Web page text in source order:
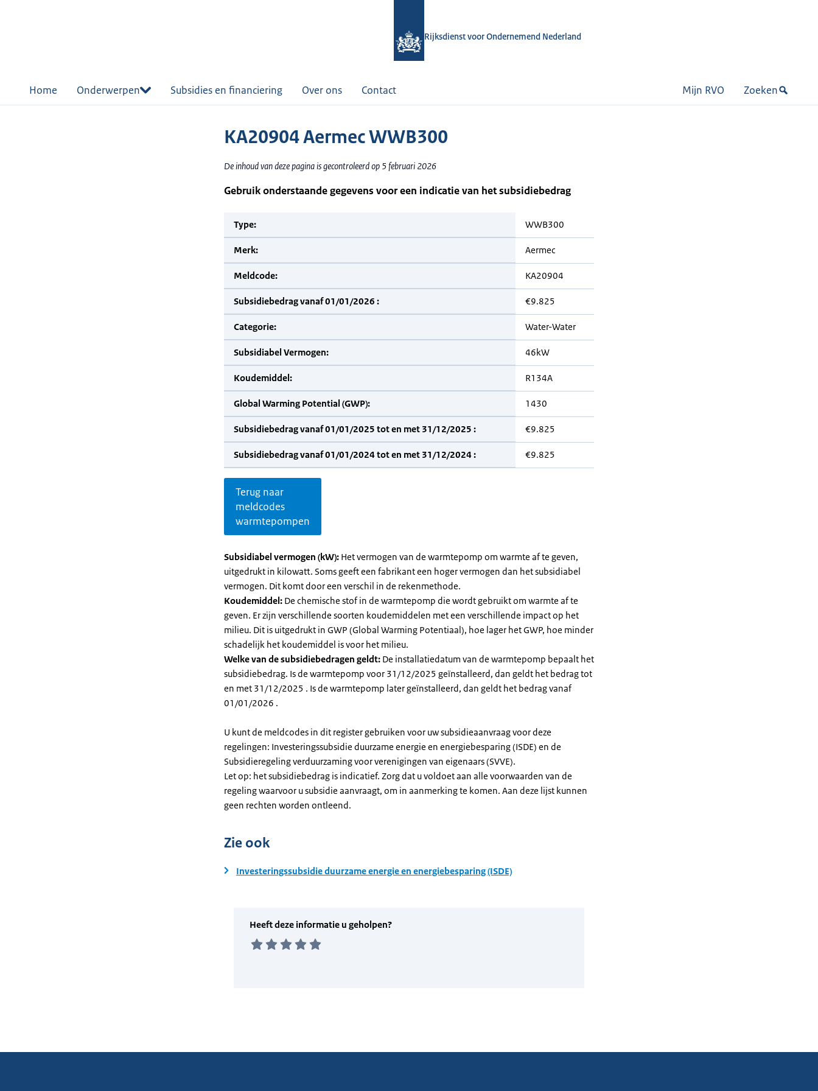
Rijksdienst voor Ondernemend Nederland
Home Onderwerpen Subsidies en financiering Over ons Contact Mijn RVO Zoeken
KA20904 Aermec WWB300
De inhoud van deze pagina is gecontroleerd op 5 februari 2026
Gebruik onderstaande gegevens voor een indicatie van het subsidiebedrag
Type: WWB300
Merk: Aermec
Meldcode: KA20904
Subsidiebedrag vanaf 01/01/2026 : €9.825
Categorie: Water-Water
Subsidiabel Vermogen: 46kW
Koudemiddel: R134A
Global Warming Potential (GWP): 1430
Subsidiebedrag vanaf 01/01/2025 tot en met 31/12/2025 : €9.825
Subsidiebedrag vanaf 01/01/2024 tot en met 31/12/2024 : €9.825
Terug naar
meldcodes
warmtepompen
Subsidiabel vermogen (kW): Het vermogen van de warmtepomp om warmte af te geven,
uitgedrukt in kilowatt. Soms geeft een fabrikant een hoger vermogen dan het subsidiabel
vermogen. Dit komt door een verschil in de rekenmethode.
Koudemiddel: De chemische stof in de warmtepomp die wordt gebruikt om warmte af te
geven. Er zijn verschillende soorten koudemiddelen met een verschillende impact op het
milieu. Dit is uitgedrukt in GWP (Global Warming Potentiaal), hoe lager het GWP, hoe minder
schadelijk het koudemiddel is voor het milieu.
Welke van de subsidiebedragen geldt: De installatiedatum van de warmtepomp bepaalt het
subsidiebedrag. Is de warmtepomp voor 31/12/2025 geïnstalleerd, dan geldt het bedrag tot
en met 31/12/2025 . Is de warmtepomp later geïnstalleerd, dan geldt het bedrag vanaf
01/01/2026 .
U kunt de meldcodes in dit register gebruiken voor uw subsidieaanvraag voor deze
regelingen: Investeringssubsidie duurzame energie en energiebesparing (ISDE) en de
Subsidieregeling verduurzaming voor verenigingen van eigenaars (SVVE).
Let op: het subsidiebedrag is indicatief. Zorg dat u voldoet aan alle voorwaarden van de
regeling waarvoor u subsidie aanvraagt, om in aanmerking te komen. Aan deze lijst kunnen
geen rechten worden ontleend.
Zie ook
Investeringssubsidie duurzame energie en energiebesparing (ISDE)